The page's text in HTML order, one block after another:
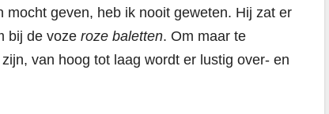
mocht geven, heb ik nooit geweten. Hij zat er
bij de voze roze baletten. Om maar te
van hoog tot laag wordt er lustig over- en